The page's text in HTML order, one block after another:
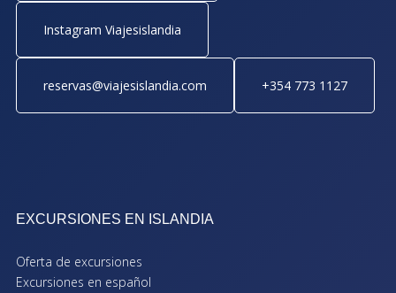
Instagram Viajesislandia
reservas@viajesislandia.com +354 773 1127
EXCURSIONES EN ISLANDIA
Oferta de excursiones
Excursiones en español